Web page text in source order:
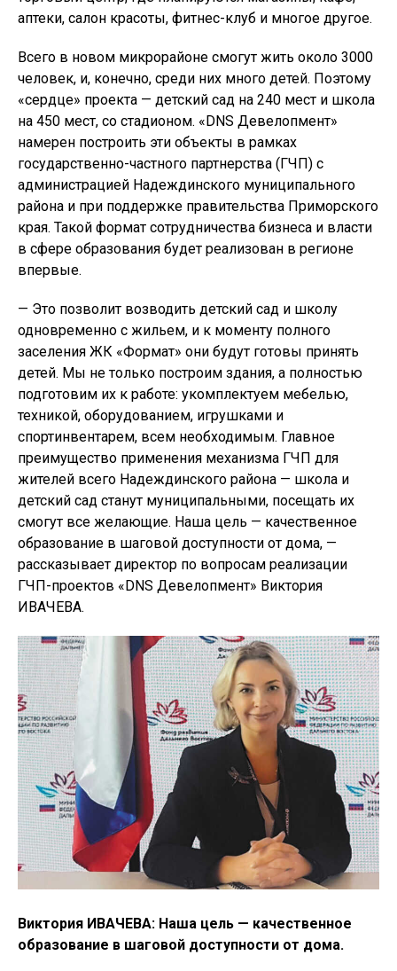
аптеки, салон красоты, фитнес-клуб и многое другое.
Всего в новом микрорайоне смогут жить около 3000
человек, и, конечно, среди них много детей. Поэтому
«сердце» проекта — детский сад на 240 мест и школа
на 450 мест, со стадионом. «DNS Девелопмент»
намерен построить эти объекты в рамках
государственно-частного партнерства (ГЧП) с
администрацией Надеждинского муниципального
района и при поддержке правительства Приморского
края. Такой формат сотрудничества бизнеса и власти
в сфере образования будет реализован в регионе
впервые.
— Это позволит возводить детский сад и школу
одновременно с жильем, и к моменту полного
заселения ЖК «Формат» они будут готовы принять
детей. Мы не только построим здания, а полностью
подготовим их к работе: укомплектуем мебелью,
техникой, оборудованием, игрушками и
спортинвентарем, всем необходимым. Главное
преимущество применения механизма ГЧП для
жителей всего Надеждинского района — школа и
детский сад станут муниципальными, посещать их
смогут все желающие. Наша цель — качественное
образование в шаговой доступности от дома, —
рассказывает директор по вопросам реализации
ГЧП-проектов «DNS Девелопмент» Виктория
ИВАЧЕВА.
Виктория ИВАЧЕВА: Наша цель — качественное
образование в шаговой доступности от дома.